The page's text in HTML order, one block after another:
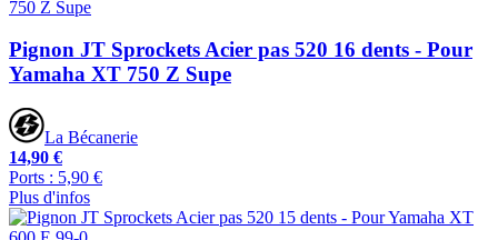
Pignon JT Sprockets Acier pas 520 16 dents - Pour
Yamaha XT 750 Z Supe
La Bécanerie
14,90 €
Ports : 5,90 €
Plus d'infos